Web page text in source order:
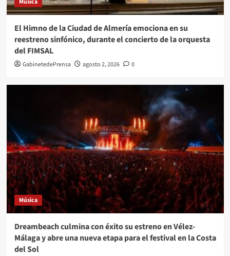
Música
El Himno de la Ciudad de Almería emociona en su
reestreno sinfónico, durante el concierto de la orquesta
del FIMSAL
GabinetedePrensa agosto 2, 2026 0
Música
Dreambeach culmina con éxito su estreno en Vélez-
Málaga y abre una nueva etapa para el festival en la Costa
del Sol